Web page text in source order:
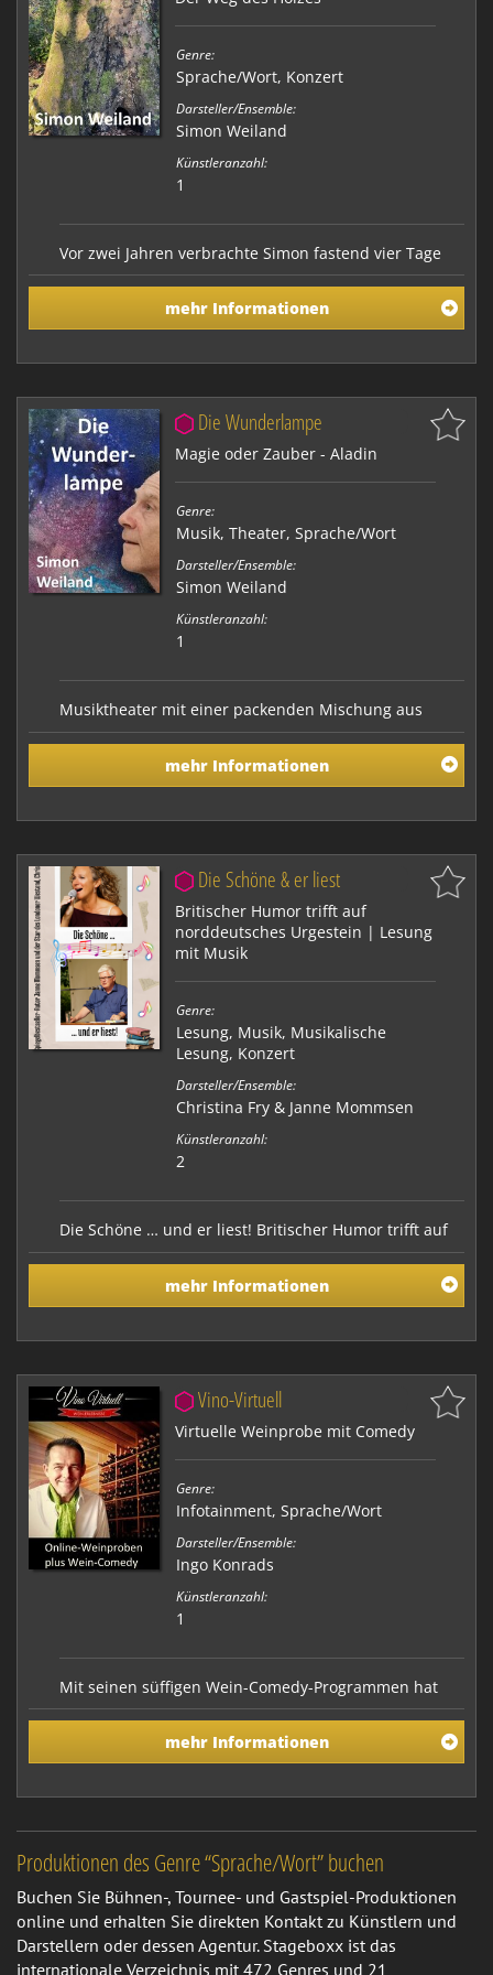
Genre:
Sprache/Wort, Konzert
Darsteller/Ensemble:
Simon Weiland
Künstleranzahl:
1
Vor zwei Jahren verbrachte Simon fastend vier Tage
und Nächte alleine im Wald. Er ging damit einem
vollziehen. In diesem Konzert schildert er die tiefen
Erfahrungen, die er im Wald gemacht hat. Im Land der
mehr Informationen
Die Wunderlampe
Magie oder Zauber - Aladin
Genre:
Musik, Theater, Sprache/Wort
Darsteller/Ensemble:
Simon Weiland
Künstleranzahl:
1
Musiktheater mit einer packenden Mischung aus
Musik, Sprachakrobatik und Schauspiel. Das Stück
Wunderlampe“ und stellt die Frage: Schwarze Magie
oder Zauber der Liebe: was ist stärker? Die
mehr Informationen
Die Schöne & er liest
Britischer Humor trifft auf
norddeutsches Urgestein | Lesung
mit Musik
Genre:
Lesung, Musik, Musikalische
Lesung, Konzert
Darsteller/Ensemble:
Christina Fry & Janne Mommsen
Künstleranzahl:
2
Die Schöne … und er liest! Britischer Humor trifft auf
norddeutsches Urgestein Wenn Christina Fry das
Mikrofon in die Hand nimmt, verwandelt sich die
Bühne in einen magischen Ort voller klangvoller
Überraschungen. Mit einer Stimme, die so vielseitig ist
mehr Informationen
Vino-Virtuell
Virtuelle Weinprobe mit Comedy
Genre:
Infotainment, Sprache/Wort
Darsteller/Ensemble:
Ingo Konrads
Künstleranzahl:
1
Mit seinen süffigen Wein-Comedy-Programmen hat
sich Ingo Konrads ein begeistertes Publikum erobert
trocken ist, sondern viel Spaß und Komik birgt. Nun
präsentiert der Künstler seine Show auch live
mehr Informationen
Produktionen des Genre “Sprache/Wort” buchen
Buchen Sie Bühnen-, Tournee- und Gastspiel-Produktionen
online und erhalten Sie direkten Kontakt zu Künstlern und
Darstellern oder dessen Agentur. Stageboxx ist das
internationale Verzeichnis mit 472 Genres und 21